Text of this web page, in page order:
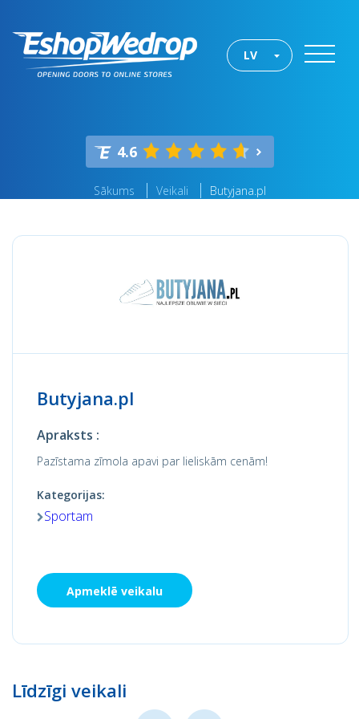
LV
4.6
Sākums Veikali Butyjana.pl
Butyjana.pl
Apraksts :
Pazīstama zīmola apavi par lieliskām cenām!
Kategorijas:
Sportam
Apmeklē veikalu
Līdzīgi veikali